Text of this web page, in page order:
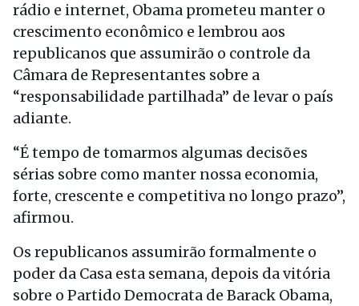
rádio e internet, Obama prometeu manter o
crescimento econômico e lembrou aos
republicanos que assumirão o controle da
Câmara de Representantes sobre a
“responsabilidade partilhada” de levar o país
adiante.
“É tempo de tomarmos algumas decisões
sérias sobre como manter nossa economia,
forte, crescente e competitiva no longo prazo”,
afirmou.
Os republicanos assumirão formalmente o
poder da Casa esta semana, depois da vitória
sobre o Partido Democrata de Barack Obama,